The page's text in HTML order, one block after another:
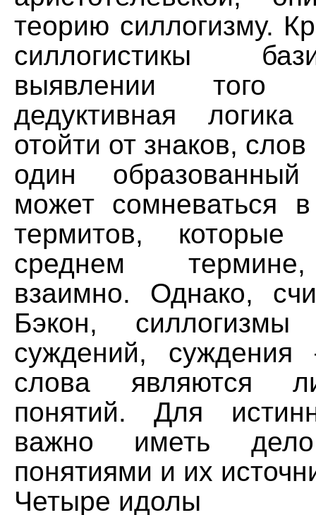
теорию силлогизму.
силлогистикы
выявлении того
дедуктивная
отойти от знаков,
один
может сомневаться
термитов,
среднем
взаимно. Однако,
Бэкон,
суждений,
слова являются
понятий. Для
важно иметь
понятиями и их
Четыре идолы